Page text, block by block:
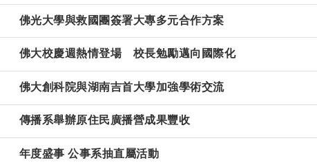
佛光大學與救國團簽署大專多元合作方案
佛大校慶週熱情登場 校長勉勵邁向國際化
佛大創科院與湖南吉首大學加強學術交流
傳播系舉辦原住民廣播營成果豐收
年度盛事 公事系抽直屬活動